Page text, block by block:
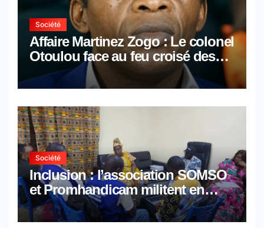
Société
Affaire Martinez Zogo : Le colonel
Otoulou face au feu croisé des
avocats de la défense
Société
Inclusion : l’association SOMSO
et Promhandicam militent en
faveur d’une réforme des
formations en hôtellerie-